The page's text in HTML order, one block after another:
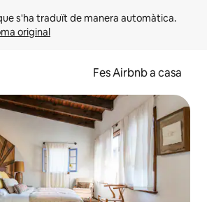
original
Fes Airbnb a casa